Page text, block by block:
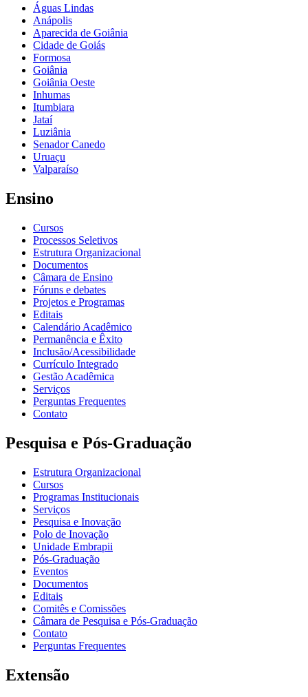
Águas Lindas
Anápolis
Aparecida de Goiânia
Cidade de Goiás
Formosa
Goiânia
Goiânia Oeste
Inhumas
Itumbiara
Jataí
Luziânia
Senador Canedo
Uruaçu
Valparaíso
Ensino
Cursos
Processos Seletivos
Estrutura Organizacional
Documentos
Câmara de Ensino
Fóruns e debates
Projetos e Programas
Editais
Calendário Acadêmico
Permanência e Êxito
Inclusão/Acessibilidade
Currículo Integrado
Gestão Acadêmica
Serviços
Perguntas Frequentes
Contato
Pesquisa e Pós-Graduação
Estrutura Organizacional
Cursos
Programas Institucionais
Serviços
Pesquisa e Inovação
Polo de Inovação
Unidade Embrapii
Pós-Graduação
Eventos
Documentos
Editais
Comitês e Comissões
Câmara de Pesquisa e Pós-Graduação
Contato
Perguntas Frequentes
Extensão